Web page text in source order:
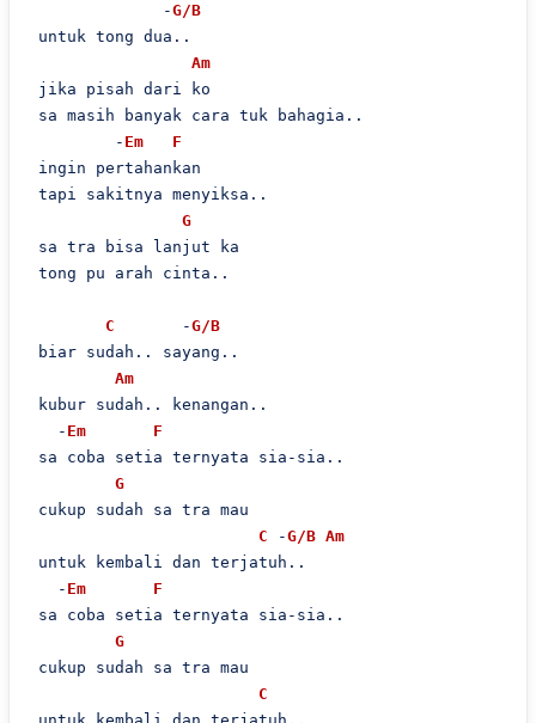
              -
G/B
untuk tong dua..
Am
jika pisah dari ko
sa masih banyak cara tuk bahagia..
         -
Em
F
ingin pertahankan
tapi sakitnya menyiksa..
G
sa tra bisa lanjut ka
tong pu arah cinta..
C
       -
G/B
biar sudah.. sayang..
Am
kubur sudah.. kenangan..
   -
Em
F
sa coba setia ternyata sia-sia..
G
cukup sudah sa tra mau
C -G/B Am
untuk kembali dan terjatuh..
   -
Em
F
sa coba setia ternyata sia-sia..
G
cukup sudah sa tra mau
C